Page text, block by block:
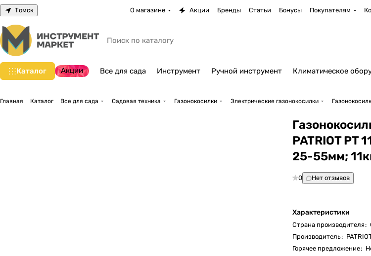
Томск О магазине Акции Бренды Статьи Бонусы Покупателям
Каталог Акции Все для сада Инструмент Ручной инструмент Климатическое
Главная Каталог Все для сада Садовая техника Газонокосилки Электрические газонокосилки
PATRIOT PT
25-55мм;
0 Нет отзывов
Характеристики
Страна производителя:
Производитель:
Горячее предложение: